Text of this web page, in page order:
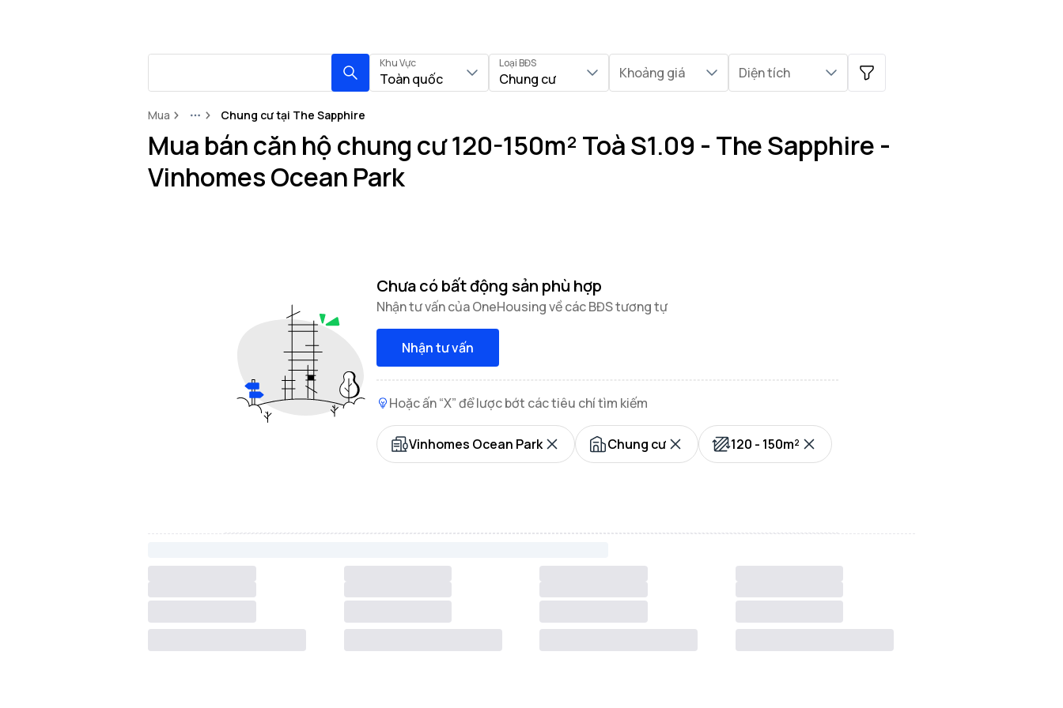
Khu Vực
Toàn quốc
Loại BĐS
Chung cư Khoảng giá Diện tích
Mua MoreChung cư tại The Sapphire
Mua bán căn hộ chung cư 120-150m² Toà S1.09 - The Sapphire -
Vinhomes Ocean Park
Chưa có bất động sản phù hợp
Nhận tư vấn của OneHousing về các BĐS tương tự
Nhận tư vấn
Hoặc ấn “X” để lược bớt các tiêu chí tìm kiếm
Vinhomes Ocean Park Chung cư 120 - 150m²